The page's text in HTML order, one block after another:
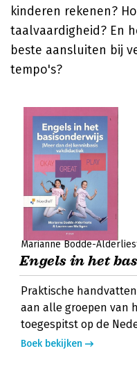
kinderen rekenen?
taalvaardigheid? En
beste aansluiten bij
tempo's?
Marianne Bodde-
Engels in het
Praktische
aan alle groepen van
toegespitst op de
Boek bekijken